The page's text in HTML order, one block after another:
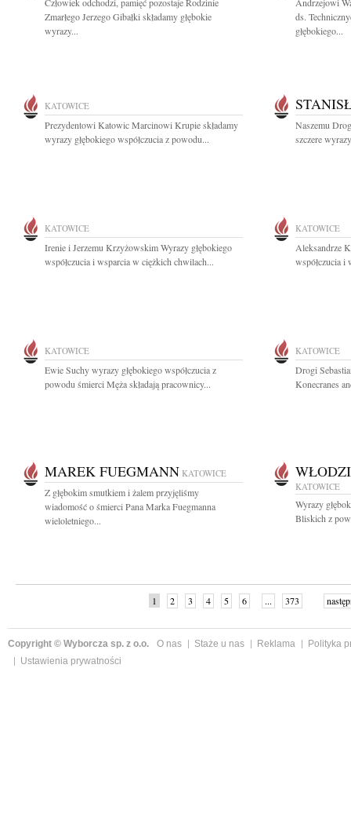
Zmarłego Jerzego Gibałki składamy głębokie
wyrazy...
ds.
głębokiego...
KATOWICE
Prezydentowi Katowic Marcinowi Krupie składamy
wyrazy głębokiego współczucia z powodu...
Naszemu
szczere
KATOWICE
Irenie i Jerzemu Krzyżowskim Wyrazy głębokiego
współczucia i wsparcia w ciężkich chwilach...
KATOWICE
Aleksandrze
współczucia i
KATOWICE
Ewie Suchy wyrazy głębokiego współczucia z
powodu śmierci Męża składają pracownicy...
KATOWICE
Drogi
Konecranes
MAREK FUEGMANN KATOWICE
Z głębokim smutkiem i żalem przyjęliśmy
wiadomość o śmierci Pana Marka Fuegmanna
wieloletniego...
KATOWICE
Wyrazy
Bliskich z
1 2 3 4 5 6 ... 373
Copyright © Wyborcza sp. z o.o. O nas Staże u nas Reklama
Polityka
Ustawienia prywatności